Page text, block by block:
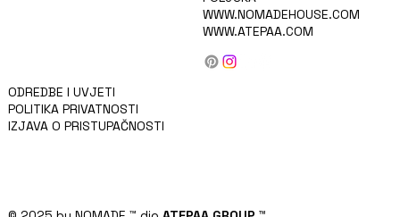
ODREDBE I UVJETI
POLITIKA PRIVATNOSTI
IZJAVA O PRISTUPAČNOSTI
WWW.NOMADEHOUSE.COM
WWW.ATEPAA.COM